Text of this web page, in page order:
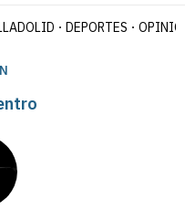
DEPORTES